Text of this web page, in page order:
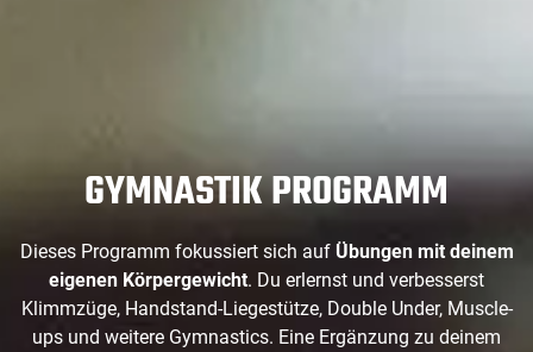
GYMNASTIK PROGRAMM
Dieses Programm fokussiert sich auf Übungen mit deinem
eigenen Körpergewicht. Du erlernst und verbesserst
Klimmzüge, Handstand-Liegestütze, Double Under, Muscle-
ups und weitere Gymnastics. Eine Ergänzung zu deinem